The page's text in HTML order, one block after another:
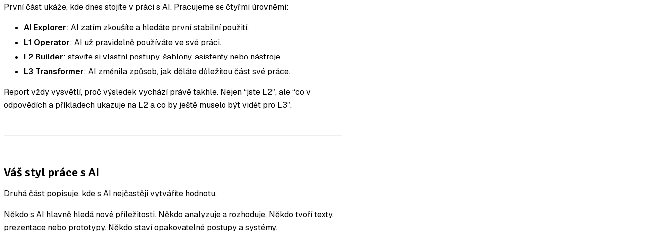
První část ukáže, kde dnes stojíte v práci s AI. Pracujeme se čtyřmi úrovněmi:
AI Explorer: AI zatím zkoušíte a hledáte první stabilní použití.
L1 Operator: AI už pravidelně používáte ve své práci.
L2 Builder: stavíte si vlastní postupy, šablony, asistenty nebo nástroje.
L3 Transformer: AI změnila způsob, jak děláte důležitou část své práce.
Report vždy vysvětlí, proč výsledek vychází právě takhle. Nejen “jste L2”, ale “co v
odpovědích a příkladech ukazuje na L2 a co by ještě muselo být vidět pro L3”.
Váš styl práce s AI
Druhá část popisuje, kde s AI nejčastěji vytváříte hodnotu.
Někdo s AI hlavně hledá nové příležitosti. Někdo analyzuje a rozhoduje. Někdo tvoří texty,
prezentace nebo prototypy. Někdo staví opakovatelné postupy a systémy.